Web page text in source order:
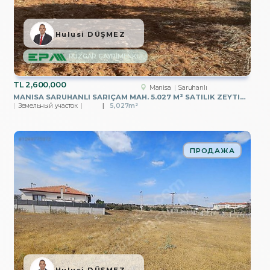
TL2,600,000 Manisa Saruhanlı
MANISA SARUHANLI SARIÇAM MAH. 5.027 M² SATILIK ZEYTINLIK
Земельный участок 5,027m²
RÜZGAR GAYRİMENKUL
Hulusi DÜŞMEZ
ПРОДАЖА